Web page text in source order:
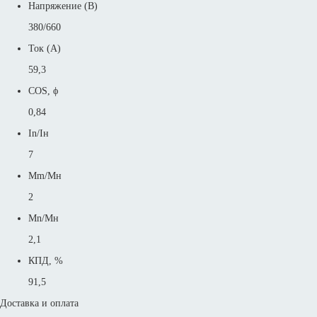
Напряжение (В)
380/660
Ток (А)
59,3
COS, ϕ
0,84
In/Iн
7
Mm/Mн
2
Mn/Mн
2,1
КПД, %
91,5
Доставка и оплата